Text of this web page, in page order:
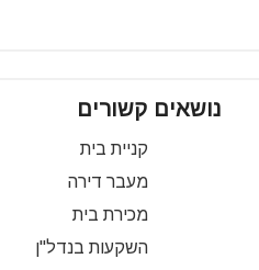
נושאים קשורים
קניית בית
מעבר דירה
מכירת בית
השקעות בנדל"ן